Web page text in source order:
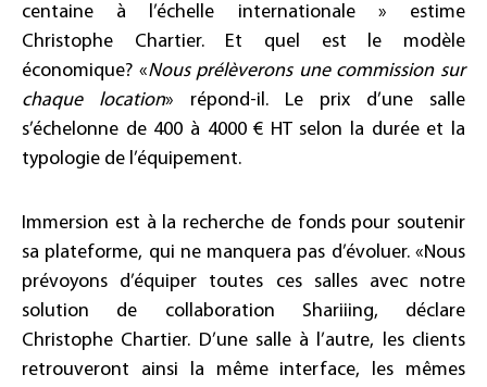
centaine à l’échelle internationale » estime
Christophe Chartier. Et quel est le modèle
économique? «Nous prélèverons une commission sur
chaque location» répond-il. Le prix d’une salle
s’échelonne de 400 à 4000 € HT selon la durée et la
typologie de l’équipement.
Immersion est à la recherche de fonds pour soutenir
sa plateforme, qui ne manquera pas d’évoluer. «Nous
prévoyons d’équiper toutes ces salles avec notre
solution de collaboration Shariiing, déclare
Christophe Chartier. D’une salle à l’autre, les clients
retrouveront ainsi la même interface, les mêmes